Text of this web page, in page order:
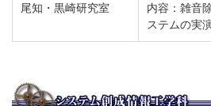
尾知・黒崎研究室
内容：雑音
ステムの実